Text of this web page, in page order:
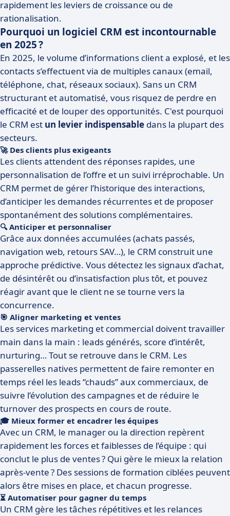
rapidement les leviers de croissance ou de
rationalisation.
Pourquoi un logiciel CRM est incontournable
en 2025 ?
En 2025, le volume d’informations client a explosé, et les
contacts s’effectuent via de multiples canaux (email,
téléphone, chat, réseaux sociaux). Sans un CRM
structurant et automatisé, vous risquez de perdre en
efficacité et de louper des opportunités. C'est pourquoi
le CRM est un levier indispensable dans la plupart des
secteurs.
🚀 Des clients plus exigeants
Les clients attendent des réponses rapides, une
personnalisation de l’offre et un suivi irréprochable. Un
CRM permet de gérer l’historique des interactions,
d’anticiper les demandes récurrentes et de proposer
spontanément des solutions complémentaires.
🔍 Anticiper et personnaliser
Grâce aux données accumulées (achats passés,
navigation web, retours SAV…), le CRM construit une
approche prédictive. Vous détectez les signaux d’achat,
de désintérêt ou d’insatisfaction plus tôt, et pouvez
réagir avant que le client ne se tourne vers la
concurrence.
🎯 Aligner marketing et ventes
Les services marketing et commercial doivent travailler
main dans la main : leads générés, score d’intérêt,
nurturing… Tout se retrouve dans le CRM. Les
passerelles natives permettent de faire remonter en
temps réel les leads “chauds” aux commerciaux, de
suivre l’évolution des campagnes et de réduire le
turnover des prospects en cours de route.
🎓 Mieux former et encadrer les équipes
Avec un CRM, le manager ou la direction repèrent
rapidement les forces et faiblesses de l’équipe : qui
conclut le plus de ventes ? Qui gère le mieux la relation
après-vente ? Des sessions de formation ciblées peuvent
alors être mises en place, et chacun progresse.
⏳ Automatiser pour gagner du temps
Un CRM gère les tâches répétitives et les relances